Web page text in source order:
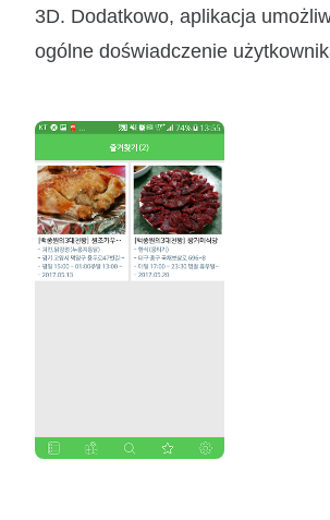
3D. Dodatkowo, aplikacja
ogólne doświadczenie